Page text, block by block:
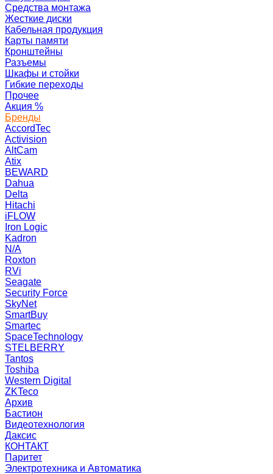
Средства монтажа
Жесткие диски
Кабельная продукция
Карты памяти
Кронштейны
Разъемы
Шкафы и стойки
Гибкие переходы
Прочее
Акция %
Бренды
AccordTec
Activision
AltCam
Atix
BEWARD
Dahua
Delta
Hitachi
iFLOW
Iron Logic
Kadron
N/A
Roxton
RVi
Seagate
Security Force
SkyNet
SmartBuy
Smartec
SpaceTechnology
STELBERRY
Tantos
Toshiba
Western Digital
ZKTeco
Архив
Бастион
Видеотехнология
Даксис
КОНТАКТ
Паритет
Электротехника и Автоматика